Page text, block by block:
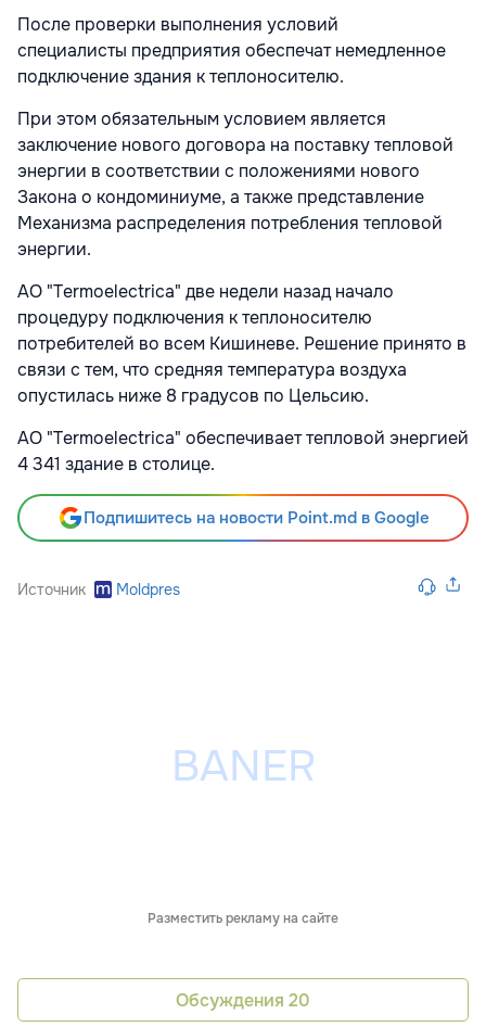
После проверки выполнения условий
специалисты предприятия обеспечат немедленное
подключение здания к теплоносителю.
При этом обязательным условием является
заключение нового договора на поставку тепловой
энергии в соответствии с положениями нового
Закона о кондоминиуме, а также представление
Механизма распределения потребления тепловой
энергии.
АО "Termoelectrica" две недели назад начало
процедуру подключения к теплоносителю
потребителей во всем Кишиневе. Решение принято в
связи с тем, что средняя температура воздуха
опустилась ниже 8 градусов по Цельсию.
АО "Termoelectrica" обеспечивает тепловой энергией
4 341 здание в столице.
Подпишитесь на новости Point.md в Google
Источник Moldpres
Разместить рекламу на сайте
Обсуждения 20